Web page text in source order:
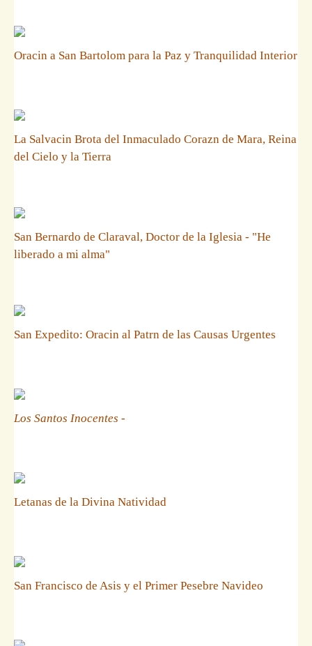
Oracin a San Bartolom para la Paz y Tranquilidad Interior
La Salvacin Brota del Inmaculado Corazn de Mara, Reina
del Cielo y la Tierra
San Bernardo de Claraval, Doctor de la Iglesia - "He
liberado a mi alma"
San Expedito: Oracin al Patrn de las Causas Urgentes
Los Santos Inocentes -
Letanas de la Divina Natividad
San Francisco de Asis y el Primer Pesebre Navideo